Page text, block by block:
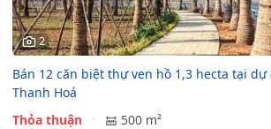
2
Bán 12 căn biệt thự ven hồ 1,3 hecta tại dự
Thanh Hoá
Thỏa thuận
500 m²